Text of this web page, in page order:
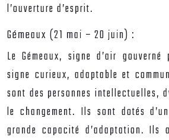
l’ouverture d’esprit.
Gémeaux (21 mai – 20 juin) :
Le Gémeaux, signe d’air
signe curieux, adaptable et
sont des personnes intellectuelles,
le changement. Ils sont dotés
grande capacité d’adaptation. Ils